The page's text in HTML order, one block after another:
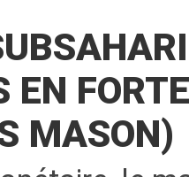
EN
MASON)